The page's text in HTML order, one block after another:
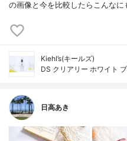
の画像と今を比較したらこんな
Kiehl’s(キールズ)
DS クリアリー ホワイト
日高あき